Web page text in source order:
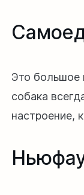
Это большое
собака
настроение,